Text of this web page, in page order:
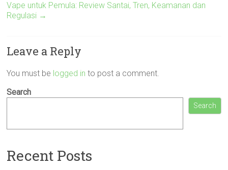
Vape untuk Pemula: Review Santai, Tren, Keamanan dan
Regulasi →
Leave a Reply
You must be logged in to post a comment.
Search
Search
Recent Posts